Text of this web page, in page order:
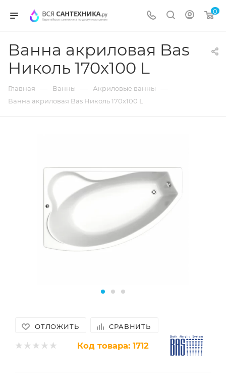
0
Ванна акриловая Bas
Николь 170х100 L
Главная — Ванны — Акриловые ванны —
Ванна акриловая Bas Николь 170х100 L
ОТЛОЖИТЬ СРАВНИТЬ
Код товара: 1712